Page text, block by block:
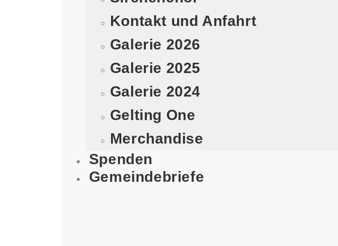
Kontakt und Anfahrt
Galerie 2026
Galerie 2025
Galerie 2024
Gelting One
Merchandise
Spenden
Gemeindebriefe